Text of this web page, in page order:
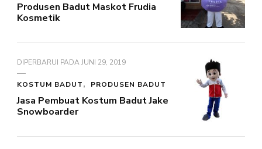
Produsen Badut Maskot Frudia
Kosmetik
DIPERBARUI PADAJUNI 29, 2019
KOSTUM BADUT PRODUSEN BADUT
Jasa Pembuat Kostum Badut Jake
Snowboarder